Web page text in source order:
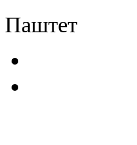
Паштет